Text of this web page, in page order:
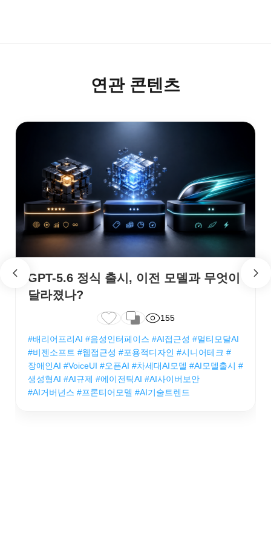
연관 콘텐츠
GPT-5.6 정식 출시, 이전 모델과 무엇이
달라졌나?
155
#배리어프리AI #음성인터페이스 #AI접근성 #멀티모달AI
#비젠소프트 #웹접근성 #포용적디자인 #시니어테크 #
장애인AI #VoiceUI #오픈AI #차세대AI모델 #AI모델출시 #
생성형AI #AI규제 #에이전틱AI #AI사이버보안
#AI거버넌스 #프론티어모델 #AI기술트렌드